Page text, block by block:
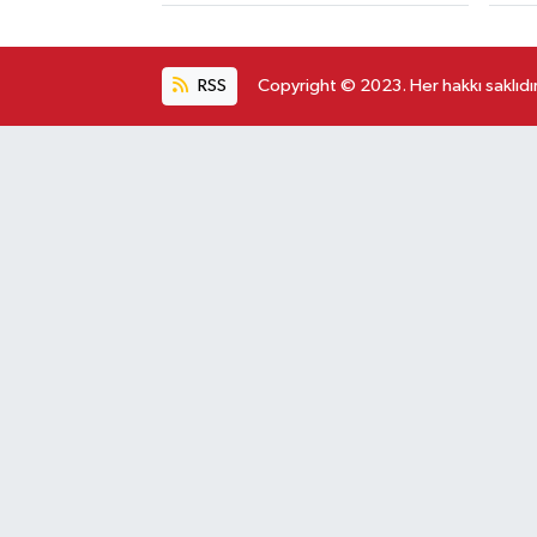
RSS Copyright © 2023. Her hakkı